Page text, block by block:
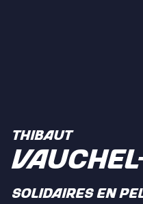
THIBAUT
SOLIDAIRES EN